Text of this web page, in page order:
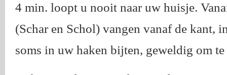
4 min. loopt u nooit naar uw huisje.
(Schar en Schol) vangen vanaf de kant,
soms in uw haken bijten, geweldig om